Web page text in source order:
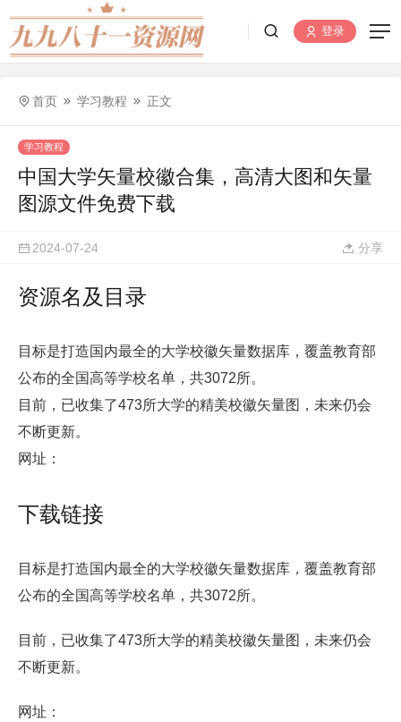
登录
首页 学习教程 正文
学习教程
中国大学矢量校徽合集，高清大图和矢量
图源文件免费下载
2024-07-24 分享
资源名及目录
目标是打造国内最全的大学校徽矢量数据库，覆盖教育部
公布的全国高等学校名单，共3072所。
目前，已收集了473所大学的精美校徽矢量图，未来仍会
不断更新。
网址：
下载链接
目标是打造国内最全的大学校徽矢量数据库，覆盖教育部
公布的全国高等学校名单，共3072所。
目前，已收集了473所大学的精美校徽矢量图，未来仍会
不断更新。
网址：